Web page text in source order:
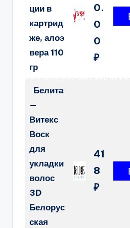
ции в
картрид
же, алоэ
вера 110
гр
0.
0
0
₽
Белита
—
Витекс
Воск
для
укладки
волос
3D
Белорус
ская
41
8
₽